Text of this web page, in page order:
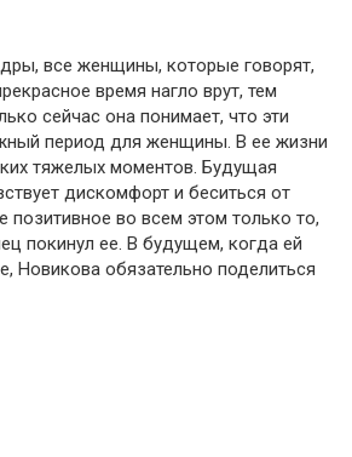
все женщины, которые говорят,
время нагло врут, тем
сейчас она понимает, что эти
период для женщины. В ее жизни
тяжелых моментов. Будущая
дискомфорт и беситься от
позитивное во всем этом только то,
покинул ее. В будущем, когда ей
Новикова обязательно поделиться